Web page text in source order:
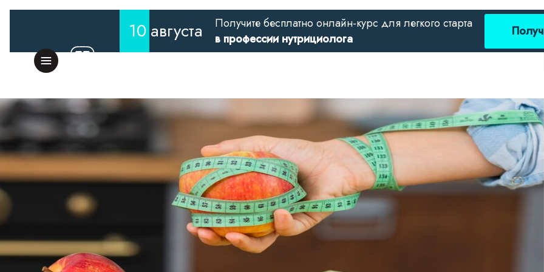
10августа
Получите бесплатно онлайн-курс для легкого старта
в профессии нутрициолога